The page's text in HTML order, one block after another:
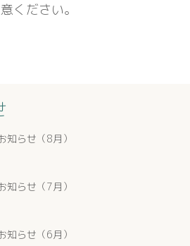
ください。
知らせ（8月）
知らせ（7月）
知らせ（6月）